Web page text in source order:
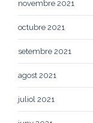
novembre 2021
octubre 2021
setembre 2021
agost 2021
juliol 2021